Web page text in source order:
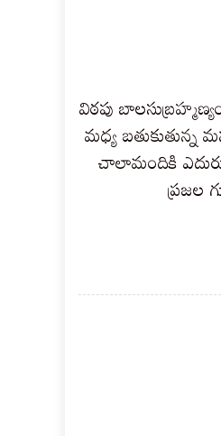
విఠపు
మధ్య
చాలామందికి
ప్రజల